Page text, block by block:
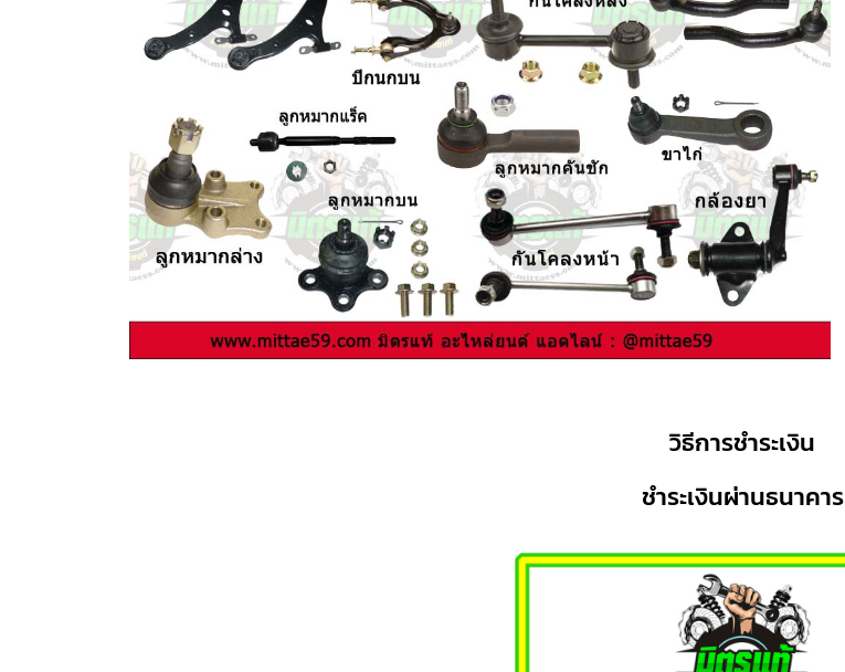
วิธีการชำระเงิน
ชำระเงินผ่านธนาคาร